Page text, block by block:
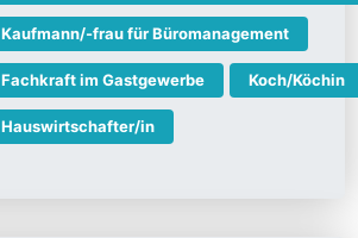
Kaufmann/-frau für Büromanagement
Fachkraft im Gastgewerbe Koch/Köchin
Hauswirtschafter/in